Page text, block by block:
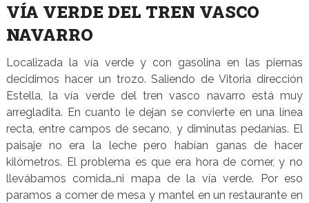
VÍA VERDE DEL TREN VASCO
NAVARRO
Localizada la vía verde y con gasolina en las piernas
decidimos hacer un trozo. Saliendo de Vitoria dirección
Estella, la vía verde del tren vasco navarro está muy
arregladita. En cuanto le dejan se convierte en una línea
recta, entre campos de secano, y diminutas pedanías. El
paisaje no era la leche pero habían ganas de hacer
kilómetros. El problema es que era hora de comer, y no
llevábamos comida…ni mapa de la vía verde. Por eso
paramos a comer de mesa y mantel en un restaurante en